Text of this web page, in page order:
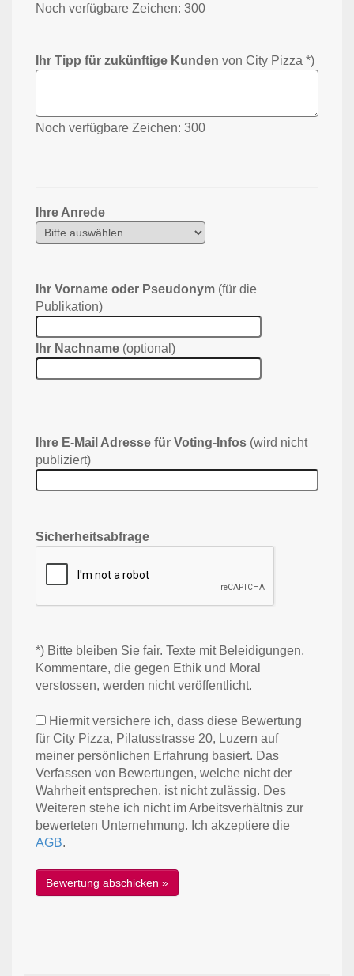
Noch verfügbare Zeichen: 300
Ihr Tipp für zukünftige Kunden von City Pizza *)
Noch verfügbare Zeichen: 300
Ihre Anrede
Ihr Vorname oder Pseudonym (für die
Publikation)
Ihr Nachname (optional)
Ihre E-Mail Adresse für Voting-Infos (wird nicht
publiziert)
Sicherheitsabfrage
*) Bitte bleiben Sie fair. Texte mit Beleidigungen,
Kommentare, die gegen Ethik und Moral
verstossen, werden nicht veröffentlicht.
Hiermit versichere ich, dass diese Bewertung
für City Pizza, Pilatusstrasse 20, Luzern auf
meiner persönlichen Erfahrung basiert. Das
Verfassen von Bewertungen, welche nicht der
Wahrheit entsprechen, ist nicht zulässig. Des
Weiteren stehe ich nicht im Arbeitsverhältnis zur
bewerteten Unternehmung. Ich akzeptiere die
AGB.